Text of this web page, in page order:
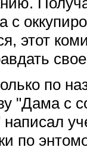
с
этот
по
"Дама с
по